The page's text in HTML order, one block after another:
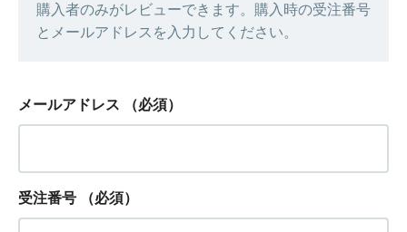
購入者のみがレビューできます。購入時の受注番号
とメールアドレスを入力してください。
メールアドレス （必須）
受注番号 （必須）